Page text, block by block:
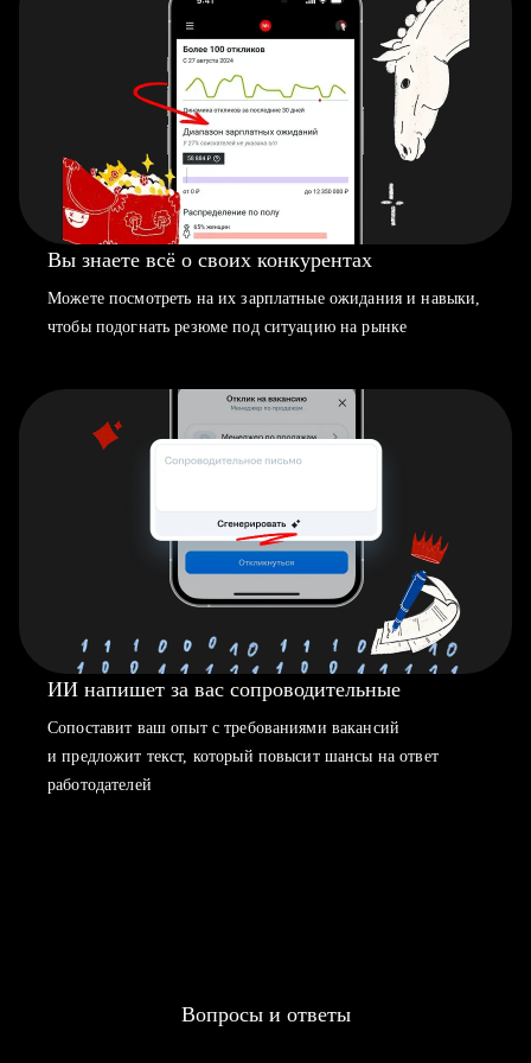
Вы знаете всё о своих конкурентах
Можете посмотреть на их зарплатные ожидания и навыки,
чтобы подогнать резюме под ситуацию на рынке
ИИ напишет за вас сопроводительные
Сопоставит ваш опыт с требованиями вакансий
и предложит текст, который повысит шансы на ответ
работодателей
Вопросы и ответы